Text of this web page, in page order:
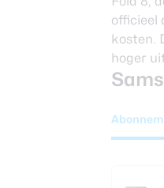
officieel
kosten.
hoger